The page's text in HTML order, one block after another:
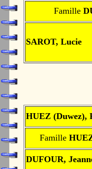
Famille
SAROT, Lucie
HUEZ (Duwez),
Famille
DUFOUR,